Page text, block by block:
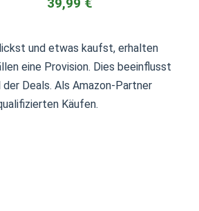
und etwas kaufst, erhalten
eine Provision. Dies beeinflusst
Deals. Als Amazon-Partner
Käufen.